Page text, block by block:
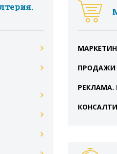
ПРОДАЖИ
РЕКЛАМА.